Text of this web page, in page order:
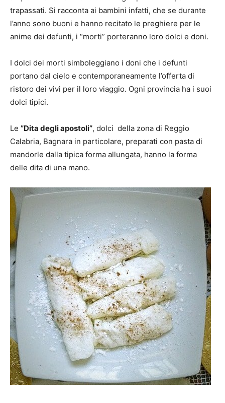
trapassati. Si racconta ai bambini infatti, che se durante
l’anno sono buoni e hanno recitato le preghiere per le
anime dei defunti, i “morti” porteranno loro dolci e doni.
I dolci dei morti simboleggiano i doni che i defunti
portano dal cielo e contemporaneamente l’offerta di
ristoro dei vivi per il loro viaggio. Ogni provincia ha i suoi
dolci tipici.
Le ”Dita degli apostoli”, dolci della zona di Reggio
Calabria, Bagnara in particolare, preparati con pasta di
mandorle dalla tipica forma allungata, hanno la forma
delle dita di una mano.